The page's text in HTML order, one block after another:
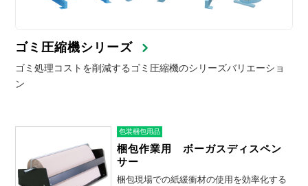
ゴミ圧縮機シリーズ
ゴミ処理コストを削減するゴミ圧縮機のシリーズバリエーショ
ン
包装梱包用品
梱包作業用 ボーガスディスペン
サー
梱包現場での紙緩衝材の使用を効率化する